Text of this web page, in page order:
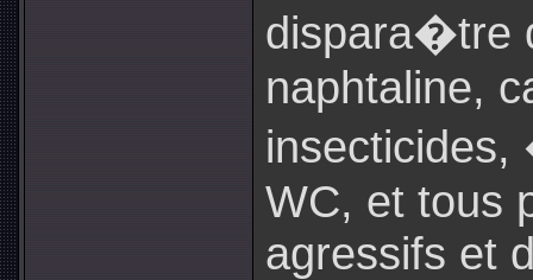
dispara�tre
naphtaline,
WC, et tous
agressifs et